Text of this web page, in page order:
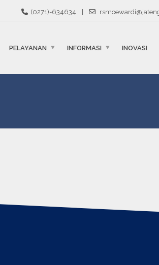
(0271)-634634
PELAYANAN INFORMASI INOVASI